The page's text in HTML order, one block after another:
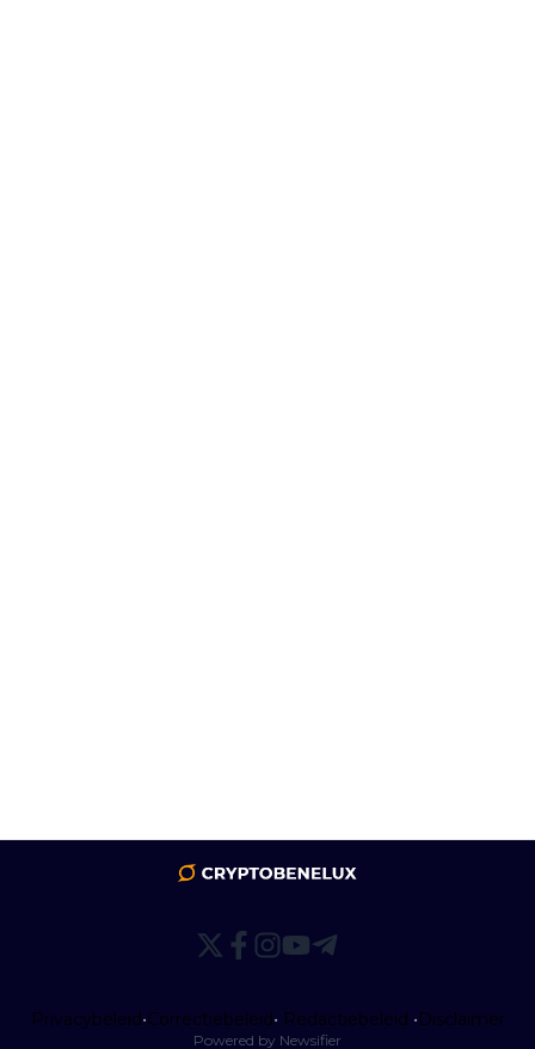
Privacybeleid•Correctiebeleid• Redactiebeleid •Disclaimer
Powered by Newsifier